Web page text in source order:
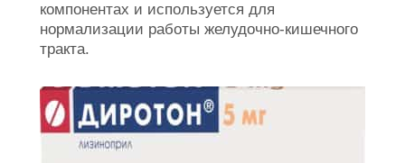
компонентах и используется для
нормализации работы желудочно-кишечного
тракта.